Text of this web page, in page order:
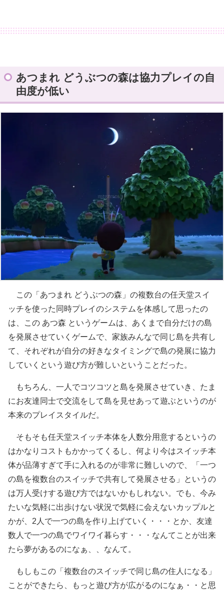
あつまれ どうぶつの森は協力プレイの自
由度が低い
この「あつまれ どうぶつの森」の複数台の任天堂スイ
ッチを使った同時プレイのシステムを体感して思ったの
は、この あつ森 というゲームは、あくまで自分だけの島
を発展させていくゲームで、家族みんなで同じ島を共有し
て、それぞれが自分の好きなタイミングで島の発展に協力
していくという遊び方が難しいということだった。
もちろん、一人でコツコツと島を発展させていき、たま
にお友達同士で交流をして島を見せあって遊ぶというのが
本来のプレイスタイルだ。
そもそも任天堂スイッチ本体を人数分用意するというの
はかなりコストもかかってくるし、何より今はスイッチ本
体が品薄すぎて手に入れるのが非常に難しいので、「一つ
の島を複数台のスイッチで共有して発展させる」というの
は万人受けする遊び方ではないかもしれない。でも、今み
たいな気軽に出歩けない状況で気軽に会えないカップルと
かが、2人で一つの島を作り上げていく・・・とか、友達
数人で一つの島でワイワイ暮らす・・・なんてことが出来
たら夢があるのになぁ、、なんて。
もしもこの「複数台のスイッチで同じ島の住人になる」
ことができたら、もっと遊び方が広がるのになぁ・・と思